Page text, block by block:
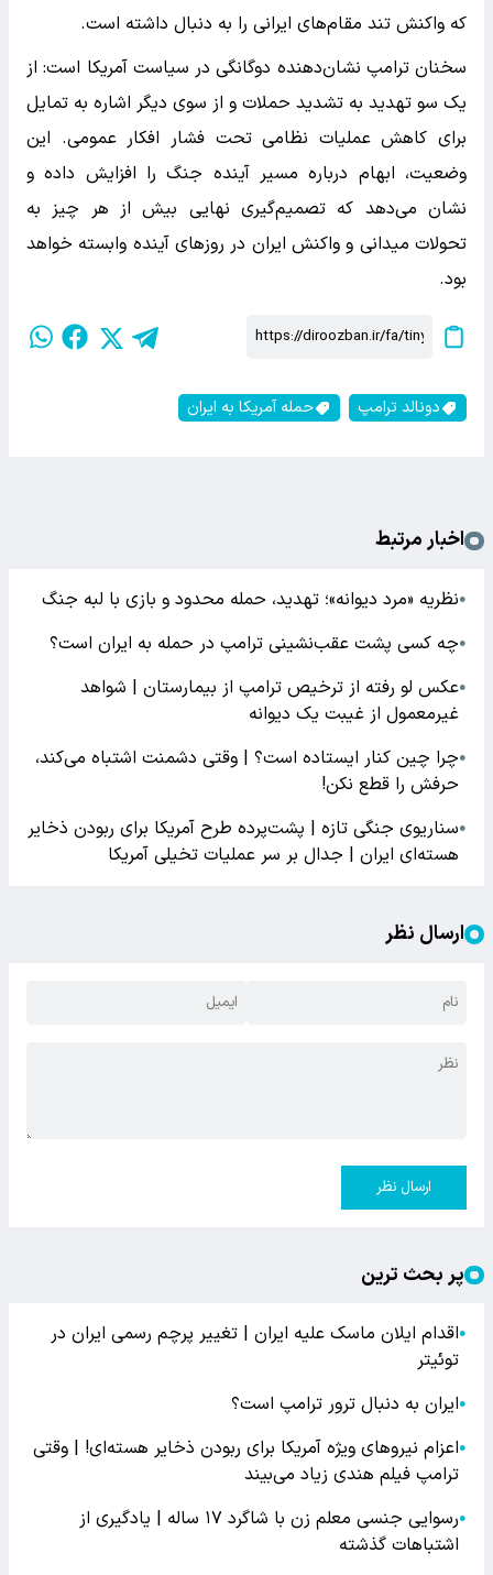
که واکنش تند مقام‌های ایرانی را به دنبال داشته است.
سخنان ترامپ نشان‌دهنده دوگانگی در سیاست آمریکا است: از
یک سو تهدید به تشدید حملات و از سوی دیگر اشاره به تمایل
برای کاهش عملیات نظامی تحت فشار افکار عمومی. این
وضعیت، ابهام درباره مسیر آینده جنگ را افزایش داده و
نشان می‌دهد که تصمیم‌گیری نهایی بیش از هر چیز به
تحولات میدانی و واکنش ایران در روزهای آینده وابسته خواهد
بود.
دونالد ترامپ حمله آمریکا به ایران
اخبار مرتبط
●نظریه «مرد دیوانه»؛ تهدید، حمله محدود و بازی با لبه جنگ
●چه کسی پشت عقب‌نشینی ترامپ در حمله به ایران است؟
●عکس لو رفته از ترخیص ترامپ از بیمارستان | شواهد
غیرمعمول از غیبت یک دیوانه
●چرا چین کنار ایستاده است؟ | وقتی دشمنت اشتباه می‌کند،
حرفش را قطع نکن!
●سناریوی جنگی تازه | پشت‌پرده طرح آمریکا برای ربودن ذخایر
هسته‌ای ایران | جدال بر سر عملیات تخیلی آمریکا
ارسال نظر
ارسال نظر
پر بحث ترین
●اقدام ایلان ماسک علیه ایران | تغییر پرچم رسمی ایران در
توئیتر
●ایران به دنبال ترور ترامپ است؟
●اعزام نیروهای ویژه آمریکا برای ربودن ذخایر هسته‌ای! | وقتی
ترامپ فیلم هندی زیاد می‌بیند
●
رسوایی جنسی معلم زن با شاگرد ۱۷ ساله | یادگیری از
اشتباهات گذشته